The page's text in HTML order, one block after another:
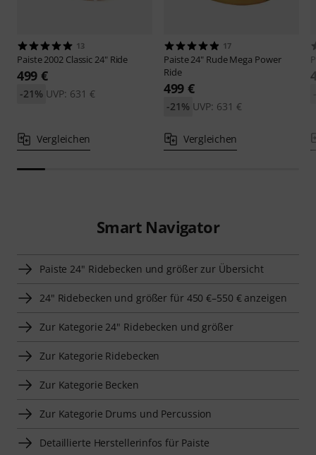
13
Paiste2002 Classic 24" Ride
499 €
UVP: 631 €
-21%
Vergleichen
17
Paiste24" Rude Mega Power
Ride
499 €
UVP: 631 €
-21%
Vergleichen
Smart Navigator
Paiste 24" Ridebecken und größer zur Übersicht
24" Ridebecken und größer für 450 €–550 € anzeigen
Zur Kategorie 24" Ridebecken und größer
Zur Kategorie Ridebecken
Zur Kategorie Becken
Zur Kategorie Drums und Percussion
Detaillierte Herstellerinfos für Paiste